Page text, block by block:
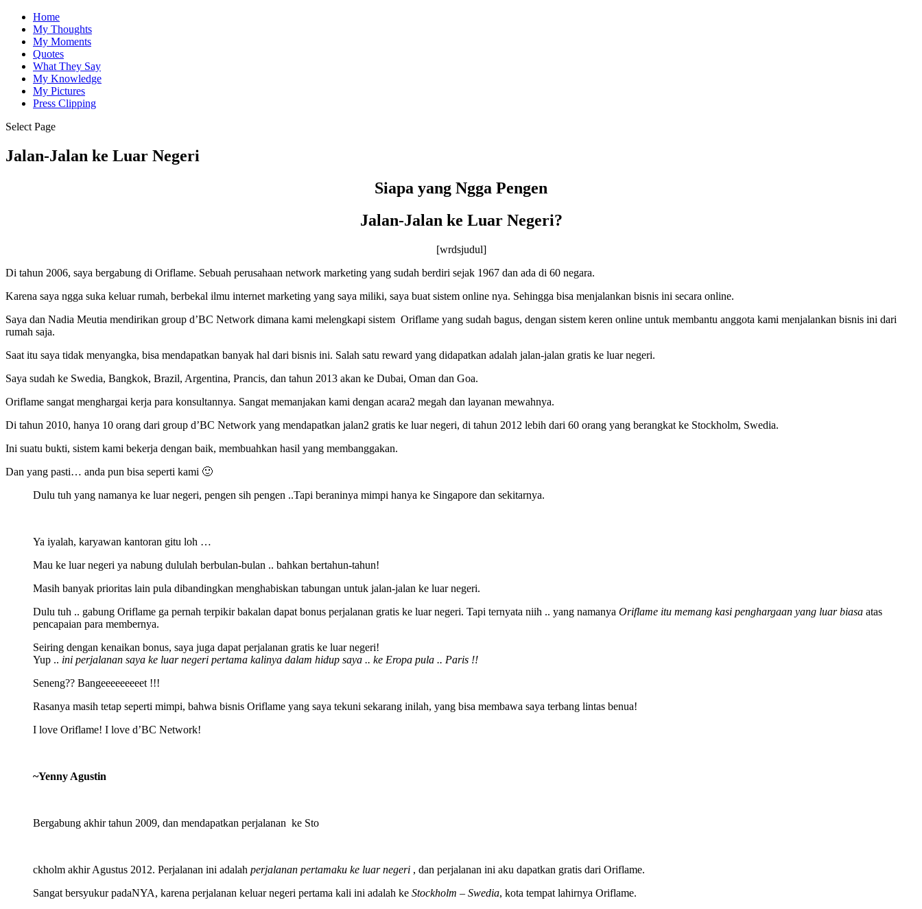
Home
My Thoughts
My Moments
Quotes
What They Say
My Knowledge
My Pictures
Press Clipping
Select Page
Jalan-Jalan ke Luar Negeri
Siapa yang Ngga Pengen
Jalan-Jalan ke Luar Negeri?
[wrdsjudul]
Di tahun 2006, saya bergabung di Oriflame. Sebuah perusahaan network marketing yang sudah berdiri sejak 1967 dan ada di 60 negara.
Karena saya ngga suka keluar rumah, berbekal ilmu internet marketing yang saya miliki, saya buat sistem online nya. Sehingga bisa menjalankan bisnis ini secara online.
Saya dan Nadia Meutia mendirikan group d’BC Network dimana kami melengkapi sistem Oriflame yang sudah bagus, dengan sistem keren online untuk membantu anggota kami menjalankan bisnis ini dari
rumah saja.
Saat itu saya tidak menyangka, bisa mendapatkan banyak hal dari bisnis ini. Salah satu reward yang didapatkan adalah jalan-jalan gratis ke luar negeri.
Saya sudah ke Swedia, Bangkok, Brazil, Argentina, Prancis, dan tahun 2013 akan ke Dubai, Oman dan Goa.
Oriflame sangat menghargai kerja para konsultannya. Sangat memanjakan kami dengan acara2 megah dan layanan mewahnya.
Di tahun 2010, hanya 10 orang dari group d’BC Network yang mendapatkan jalan2 gratis ke luar negeri, di tahun 2012 lebih dari 60 orang yang berangkat ke Stockholm, Swedia.
Ini suatu bukti, sistem kami bekerja dengan baik, membuahkan hasil yang membanggakan.
Dan yang pasti… anda pun bisa seperti kami 🙂
Dulu tuh yang namanya ke luar negeri, pengen sih pengen ..Tapi beraninya mimpi hanya ke Singapore dan sekitarnya.
Ya iyalah, karyawan kantoran gitu loh …
Mau ke luar negeri ya nabung dululah berbulan-bulan .. bahkan bertahun-tahun!
Masih banyak prioritas lain pula dibandingkan menghabiskan tabungan untuk jalan-jalan ke luar negeri.
Dulu tuh .. gabung Oriflame ga pernah terpikir bakalan dapat bonus perjalanan gratis ke luar negeri. Tapi ternyata niih .. yang namanya Oriflame itu memang kasi penghargaan yang luar biasa atas
pencapaian para membernya.
Seiring dengan kenaikan bonus, saya juga dapat perjalanan gratis ke luar negeri!
Yup .. ini perjalanan saya ke luar negeri pertama kalinya dalam hidup saya .. ke Eropa pula .. Paris !!
Seneng?? Bangeeeeeeeeet !!!
Rasanya masih tetap seperti mimpi, bahwa bisnis Oriflame yang saya tekuni sekarang inilah, yang bisa membawa saya terbang lintas benua!
I love Oriflame! I love d’BC Network!
~Yenny Agustin
Bergabung akhir tahun 2009, dan mendapatkan perjalanan ke Sto
ckholm akhir Agustus 2012. Perjalanan ini adalah perjalanan pertamaku ke luar negeri , dan perjalanan ini aku dapatkan gratis dari Oriflame.
Sangat bersyukur padaNYA, karena perjalanan keluar negeri pertama kali ini adalah ke Stockholm – Swedia, kota tempat lahirnya Oriflame.